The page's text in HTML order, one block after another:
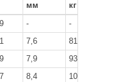
мм
кг
-
-
7,6
81,3
7,9
93,5
8,4
105,0